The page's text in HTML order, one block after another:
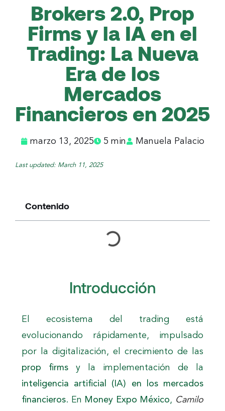
Brokers 2.0, Prop
Firms y la IA en el
Trading: La Nueva
Era de los
Mercados
Financieros en 2025​
marzo 13, 2025 5 min Manuela Palacio
Last updated: March 11, 2025
Contenido
Introducción
El ecosistema del trading está
evolucionando rápidamente, impulsado
por la digitalización, el crecimiento de las
prop firms y la implementación de la
inteligencia artificial (IA) en los mercados
financieros. En Money Expo México, Camilo